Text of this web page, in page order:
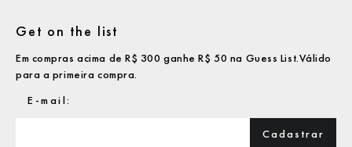
Get on the list
Em compras acima de R$ 300 ganhe R$ 50 na Guess List.Válido
para a primeira compra.
Cadastrar